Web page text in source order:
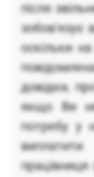
після
зобов'язує
оскільки
довідки,
якщо Ви
потребу у
працівниця